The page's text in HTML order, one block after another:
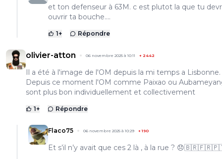
et ton defenseur à 63M. c est plutot la que tu
ouvrir ta bouche....
1+ Répondre
olivier-atton 06 novembre 2025 à 10:11 + 2442
Il a été à l'image de l'OM depuis la mi temps a Lisbonne.
Depuis ce moment l'OM comme Paixao ou
sont plus bon individuellement et collectivement
1+ Répondre
Flaco75 06 novembre 2025 à 10:29 +190
Et s’il n’y avait que ces 2 là , à la rue ?